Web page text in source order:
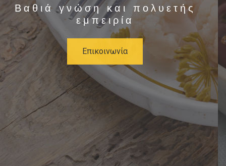
Βαθιά γνώση και πολυετής
εμπειρία
Eπικοινωνία